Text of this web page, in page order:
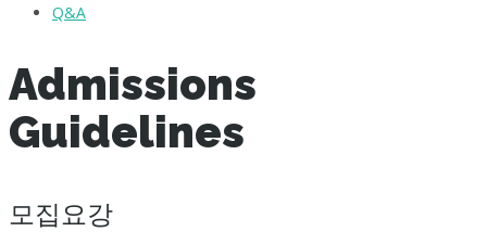
Q&A
Admissions
Guidelines
모집요강